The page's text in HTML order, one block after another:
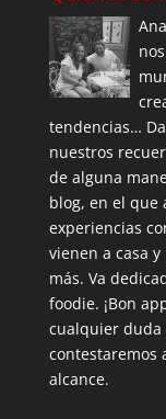
tendencias…
nuestros
de alguna
blog, en el que
experiencias
vienen a casa
más. Va
foodie. ¡Bon
cualquier duda
contestaremos
alcance.